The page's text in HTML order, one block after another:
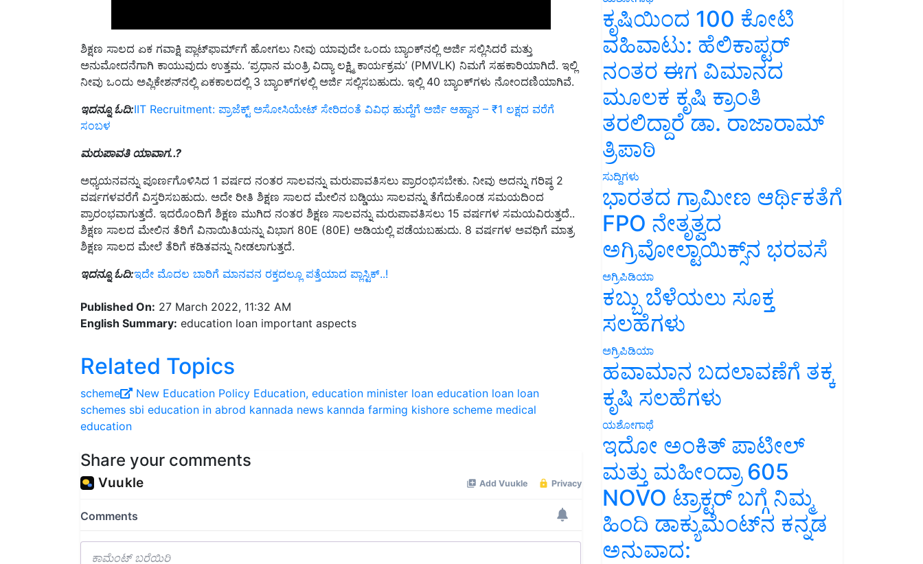
ಶಿಕ್ಷಣ ಸಾಲದ ಏಕ ಗವಾಕ್ಷಿ ಪ್ಲಾಟ್‌ಫಾರ್ಮ್‌ಗೆ ಹೋಗಲು ನೀವು ಯಾವುದೇ ಒಂದು ಬ್ಯಾಂಕ್‌ನಲ್ಲಿ ಅರ್ಜಿ ಸಲ್ಲಿಸಿದರೆ ಮತ್ತು
ಅನುಮೋದನೆಗಾಗಿ ಕಾಯುವುದು ಉತ್ತಮ. ‘ಪ್ರಧಾನ ಮಂತ್ರಿ ವಿದ್ಯಾ ಲಕ್ಷ್ಮಿ ಕಾರ್ಯಕ್ರಮ’ (PMVLK) ನಿಮಗೆ ಸಹಕಾರಿಯಾಗಿದೆ. ಇಲ್ಲಿ
ನೀವು ಒಂದು ಅಪ್ಲಿಕೇಶನ್‌ನಲ್ಲಿ ಏಕಕಾಲದಲ್ಲಿ 3 ಬ್ಯಾಂಕ್‌ಗಳಲ್ಲಿ ಅರ್ಜಿ ಸಲ್ಲಿಸಬಹುದು. ಇಲ್ಲಿ 40 ಬ್ಯಾಂಕ್‌ಗಳು ನೋಂದಣಿಯಾಗಿವೆ.
ಇದನ್ನೂ ಓದಿ:IIT Recruitment: ಪ್ರಾಜೆಕ್ಟ್ ಅಸೋಸಿಯೇಟ್ ಸೇರಿದಂತೆ ವಿವಿಧ ಹುದ್ದೆಗೆ ಅರ್ಜಿ ಆಹ್ವಾನ – ₹1 ಲಕ್ಷದ ವರೆಗೆ
ಸಂಬಳ
ಮರುಪಾವತಿ ಯಾವಾಗ..?
ಅಧ್ಯಯನವನ್ನು ಪೂರ್ಣಗೊಳಿಸಿದ 1 ವರ್ಷದ ನಂತರ ಸಾಲವನ್ನು ಮರುಪಾವತಿಸಲು ಪ್ರಾರಂಭಿಸಬೇಕು. ನೀವು ಅದನ್ನು ಗರಿಷ್ಠ 2
ವರ್ಷಗಳವರೆಗೆ ವಿಸ್ತರಿಸಬಹುದು. ಅದೇ ರೀತಿ ಶಿಕ್ಷಣ ಸಾಲದ ಮೇಲಿನ ಬಡ್ಡಿಯು ಸಾಲವನ್ನು ತೆಗೆದುಕೊಂಡ ಸಮಯದಿಂದ
ಪ್ರಾರಂಭವಾಗುತ್ತದೆ. ಇದರೊಂದಿಗೆ ಶಿಕ್ಷಣ ಮುಗಿದ ನಂತರ ಶಿಕ್ಷಣ ಸಾಲವನ್ನು ಮರುಪಾವತಿಸಲು 15 ವರ್ಷಗಳ ಸಮಯವಿರುತ್ತದೆ..
ಶಿಕ್ಷಣ ಸಾಲದ ಮೇಲಿನ ತೆರಿಗೆ ವಿನಾಯಿತಿಯನ್ನು ವಿಭಾಗ 80E (80E) ಅಡಿಯಲ್ಲಿ ಪಡೆಯಬಹುದು. 8 ವರ್ಷಗಳ ಅವಧಿಗೆ ಮಾತ್ರ
ಶಿಕ್ಷಣ ಸಾಲದ ಮೇಲೆ ತೆರಿಗೆ ಕಡಿತವನ್ನು ನೀಡಲಾಗುತ್ತದೆ.
ಇದನ್ನೂ ಓದಿ:ಇದೇ ಮೊದಲ ಬಾರಿಗೆ ಮಾನವನ ರಕ್ತದಲ್ಲೂ ಪತ್ತೆಯಾದ ಪ್ಲಾಸ್ಟಿಕ್‌..!
Published On: 27 March 2022, 11:32 AM
English Summary: education loan important aspects
Related Topics
scheme New Education Policy Education, education minister loan education loan loan
schemes sbi education in abrod kannada news kannda farming kishore scheme medical
education
Share your comments
ಕೃಷಿಯಿಂದ 100 ಕೋಟಿ
ವಹಿವಾಟು: ಹೆಲಿಕಾಪ್ಟರ್
ನಂತರ ಈಗ ವಿಮಾನದ
ಮೂಲಕ ಕೃಷಿ ಕ್ರಾಂತಿ
ತರಲಿದ್ದಾರೆ ಡಾ. ರಾಜಾರಾಮ್
ತ್ರಿಪಾಠಿ
ಸುದ್ದಿಗಳು
ಭಾರತದ ಗ್ರಾಮೀಣ ಆರ್ಥಿಕತೆಗೆ
FPO ನೇತೃತ್ವದ
ಅಗ್ರಿವೋಲ್ಟಾಯಿಕ್ಸ್‌ನ ಭರವಸೆ
ಅಗ್ರಿಪಿಡಿಯಾ
ಕಬ್ಬು ಬೆಳೆಯಲು ಸೂಕ್ತ
ಸಲಹೆಗಳು
ಅಗ್ರಿಪಿಡಿಯಾ
ಹವಾಮಾನ ಬದಲಾವಣೆಗೆ ತಕ್ಕ
ಕೃಷಿ ಸಲಹೆಗಳು
ಯಶೋಗಾಥೆ
ಇದೋ ಅಂಕಿತ್ ಪಾಟೀಲ್
ಮತ್ತು ಮಹೀಂದ್ರಾ 605
NOVO ಟ್ರಾಕ್ಟರ್ ಬಗ್ಗೆ ನಿಮ್ಮ
ಹಿಂದಿ ಡಾಕ್ಯುಮೆಂಟ್‌ನ ಕನ್ನಡ
ಅನುವಾದ: